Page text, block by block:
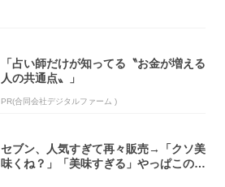
「占い師だけが知ってる〝お金が増える
人の共通点〟」
PR(合同会社デジタルファーム )
セブン、人気すぎて再々販売→「クソ美
味くね？」「美味すぎる」やっぱこのク